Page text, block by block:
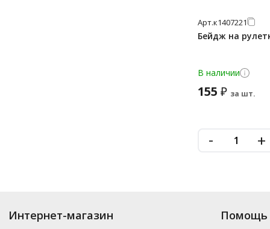
Арт.к1407221
Бейдж на
В наличии
155 ₽ за шт.
- +
Купить
. В ассортименте
выбрать нужный товар и добавить его в корзину для дальнейшего
Интернет-магазин Помощь